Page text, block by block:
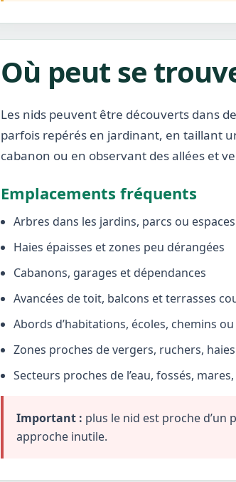
Où peut se
Les nids peuvent être découverts dans
parfois repérés en jardinant, en taillant
cabanon ou en observant des allées et
Emplacements fréquents
Arbres dans les jardins, parcs ou
Haies épaisses et zones peu dérangées
Cabanons, garages et dépendances
Avancées de toit, balcons et terrasses
Abords d’habitations, écoles, chemins
Zones proches de vergers, ruchers,
Secteurs proches de l’eau, fossés,
Important : plus le nid est proche d’un
approche inutile.